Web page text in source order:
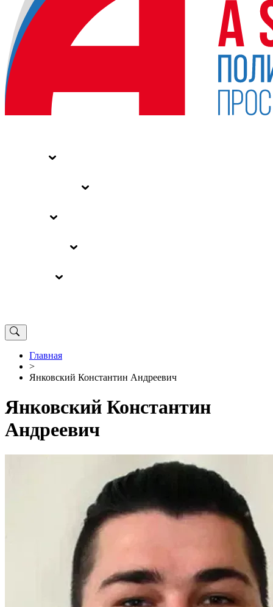
Главная
>
Янковский Константин Андреевич
Янковский Константин
Андреевич